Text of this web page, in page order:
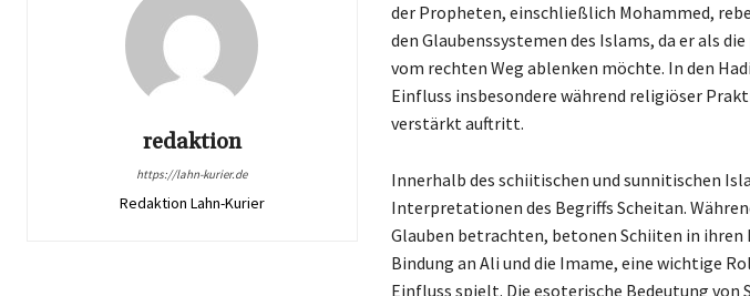
redaktion
https://lahn-kurier.de
Redaktion Lahn-Kurier
der Propheten, einschließlich Mohammed,
den Glaubenssystemen des Islams, da er als
vom rechten Weg ablenken möchte. In den
Einfluss insbesondere während religiöser
verstärkt auftritt.
Innerhalb des schiitischen und sunnitischen
Interpretationen des Begriffs Scheitan.
Glauben betrachten, betonen Schiiten in ihren
Bindung an Ali und die Imame, eine wichtige
Einfluss spielt. Die esoterische Bedeutung von